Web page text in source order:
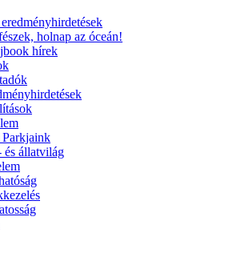
holnap az óceán!
hírek
és állatvilág